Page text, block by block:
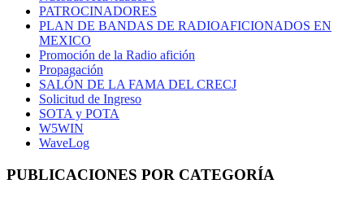
PATROCINADORES
PLAN DE BANDAS DE RADIOAFICIONADOS EN
MEXICO
Promoción de la Radio afición
Propagación
SALÓN DE LA FAMA DEL CRECJ
Solicitud de Ingreso
SOTA y POTA
W5WIN
WaveLog
PUBLICACIONES POR CATEGORÍA